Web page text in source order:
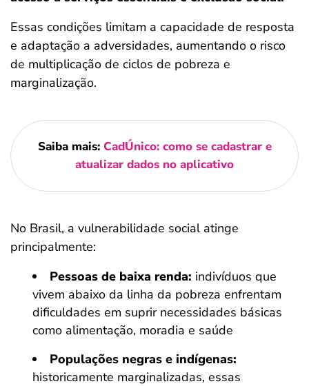
Essas condições limitam a capacidade de resposta
e adaptação a adversidades, aumentando o risco
de multiplicação de ciclos de pobreza e
marginalização.
Saiba mais: CadÚnico: como se cadastrar e
atualizar dados no aplicativo
No Brasil, a vulnerabilidade social atinge
principalmente:
Pessoas de baixa renda: indivíduos que
vivem abaixo da linha da pobreza enfrentam
dificuldades em suprir necessidades básicas
como alimentação, moradia e saúde
Populações negras e indígenas:
historicamente marginalizadas, essas